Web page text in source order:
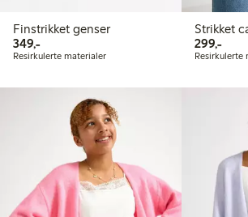
Finstrikket genser
349,-349,00 kr
Resirkulerte materialer
Strikket
299,-
Resirkulerte